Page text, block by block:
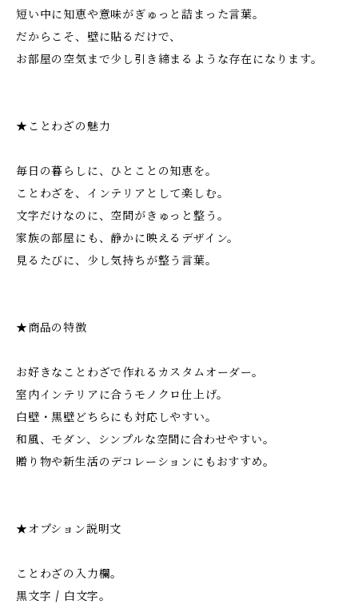
短い中に知恵や意味がぎゅっと詰まった言葉。
だからこそ、壁に貼るだけで、
お部屋の空気まで少し引き締まるような存在になります。
★ことわざの魅力
毎日の暮らしに、ひとことの知恵を。
ことわざを、インテリアとして楽しむ。
文字だけなのに、空間がきゅっと整う。
家族の部屋にも、静かに映えるデザイン。
見るたびに、少し気持ちが整う言葉。
★商品の特徴
お好きなことわざで作れるカスタムオーダー。
室内インテリアに合うモノクロ仕上げ。
白壁・黒壁どちらにも対応しやすい。
和風、モダン、シンプルな空間に合わせやすい。
贈り物や新生活のデコレーションにもおすすめ。
★オプション説明文
ことわざの入力欄。
黒文字 / 白文字。